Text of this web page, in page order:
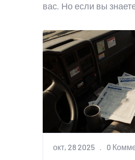
вас. Но если вы
окт, 28 2025 0